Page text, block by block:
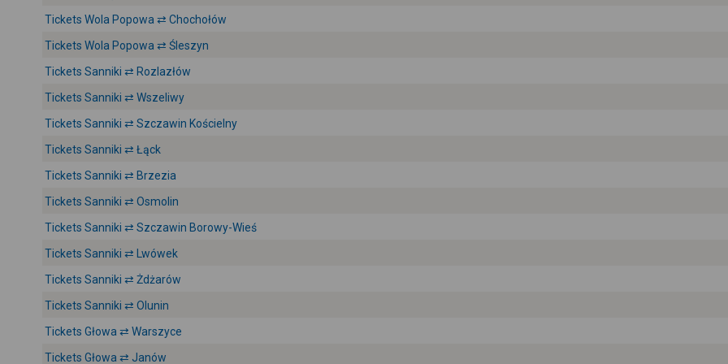
Tickets Wola Popowa ⇄ Chochołów
Tickets Wola Popowa ⇄ Śleszyn
Tickets Sanniki ⇄ Rozlazłów
Tickets Sanniki ⇄ Wszeliwy
Tickets Sanniki ⇄ Szczawin Kościelny
Tickets Sanniki ⇄ Łąck
Tickets Sanniki ⇄ Brzezia
Tickets Sanniki ⇄ Osmolin
Tickets Sanniki ⇄ Szczawin Borowy-Wieś
Tickets Sanniki ⇄ Lwówek
Tickets Sanniki ⇄ Żdżarów
Tickets Sanniki ⇄ Olunin
Tickets Głowa ⇄ Warszyce
Tickets Głowa ⇄ Janów